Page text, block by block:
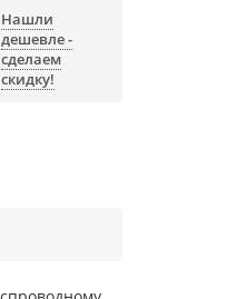
Нашли
дешевле -
сделаем
скидку!